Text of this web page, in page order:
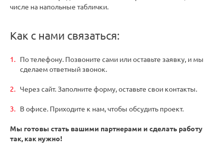
числе на напольные таблички.
Как с нами связаться:
По телефону. Позвоните сами или оставьте заявку, и мы
сделаем ответный звонок.
Через сайт. Заполните форму, оставьте свои контакты.
В офисе. Приходите к нам, чтобы обсудить проект.
Мы готовы стать вашими партнерами и сделать работу
так, как нужно!